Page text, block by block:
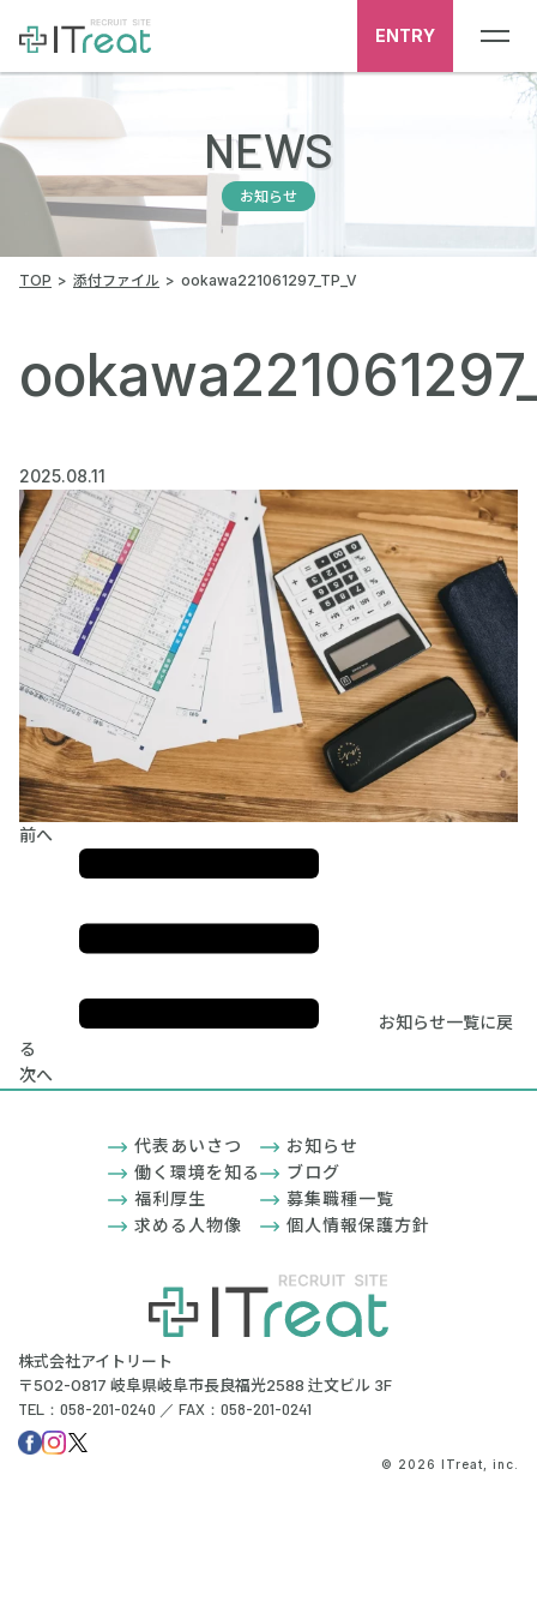
ENTRY
NEWS
お知らせ
TOP 添付ファイル ookawa221061297_TP_V
2025.08.11
前へ
お知らせ一覧に戻
る
次へ
株式会社アイトリート
〒502-0817 岐阜県岐阜市長良福光2588 辻文ビル 3F
TEL：058-201-0240 ／ FAX：058-201-0241
代表あいさつ
働く環境を知る
福利厚生
求める人物像
お知らせ
ブログ
募集職種一覧
個人情報保護方針
© 2026 ITreat, inc.